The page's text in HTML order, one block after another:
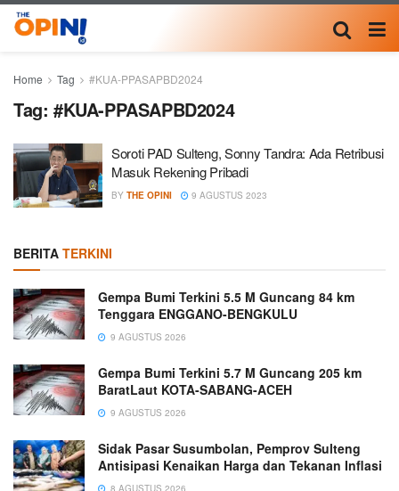
Home Tag #KUA-PPASAPBD2024
Tag: #KUA-PPASAPBD2024
Soroti PAD Sulteng, Sonny Tandra: Ada Retribusi
Masuk Rekening Pribadi
BY THE OPINI 9 AGUSTUS 2023
BERITA TERKINI
Gempa Bumi Terkini 5.5 M Guncang 84 km
Tenggara ENGGANO-BENGKULU
9 AGUSTUS 2026
Gempa Bumi Terkini 5.7 M Guncang 205 km
BaratLaut KOTA-SABANG-ACEH
9 AGUSTUS 2026
Sidak Pasar Susumbolan, Pemprov Sulteng
Antisipasi Kenaikan Harga dan Tekanan Inflasi
8 AGUSTUS 2026